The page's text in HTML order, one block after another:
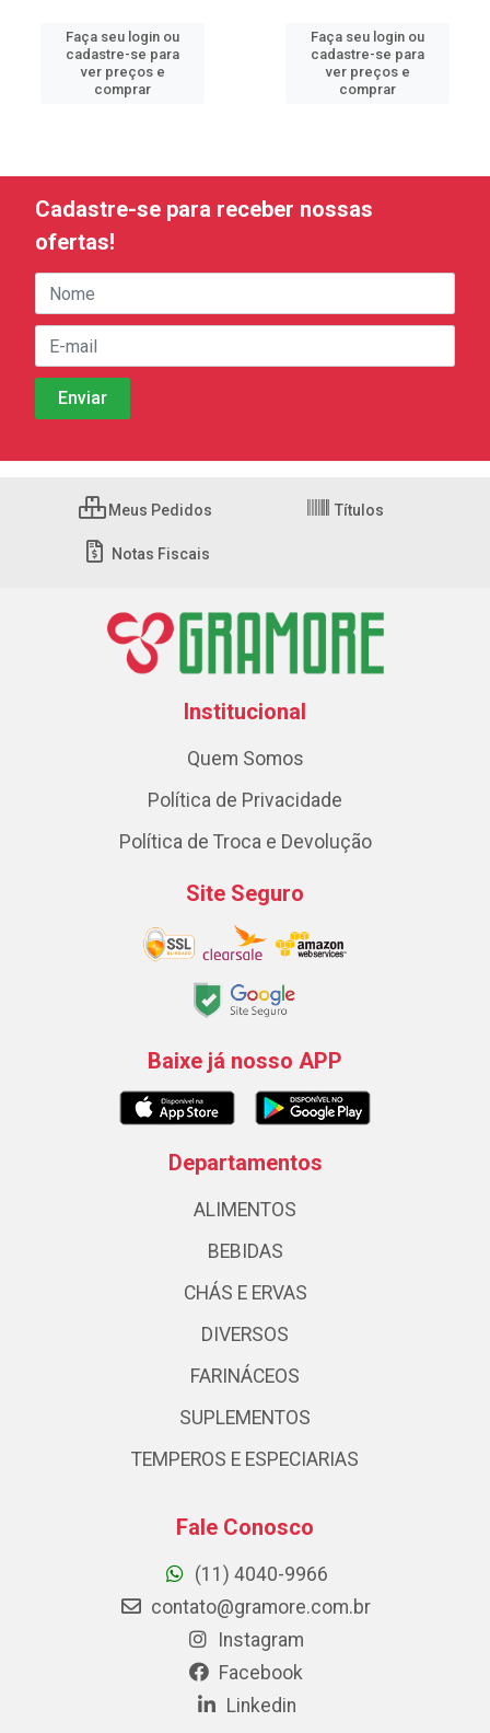
Faça seu login ou
cadastre-se para
ver preços e
comprar
Faça seu login ou
cadastre-se para
ver preços e
comprar
Cadastre-se para receber nossas
ofertas!
Meus Pedidos Títulos
Notas Fiscais
Institucional
Quem Somos
Política de Privacidade
Política de Troca e Devolução
Site Seguro
Baixe já nosso APP
Departamentos
ALIMENTOS
BEBIDAS
CHÁS E ERVAS
DIVERSOS
FARINÁCEOS
SUPLEMENTOS
TEMPEROS E ESPECIARIAS
Fale Conosco
(11) 4040-9966
contato@gramore.com.br
Instagram
Facebook
Linkedin